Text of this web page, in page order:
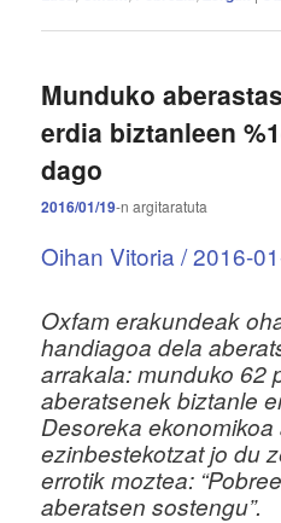
Munduko
erdia biztanleen
dago
2016/01/19-nargitaratuta
Oihan Vitoria /2016-
Oxfam erakundeak
handiagoa dela
arrakala: munduko 62
aberatsenek biztanle
Desoreka ekonomikoa
ezinbestekotzat jo du
errotik moztea:
aberatsen sostengu”.